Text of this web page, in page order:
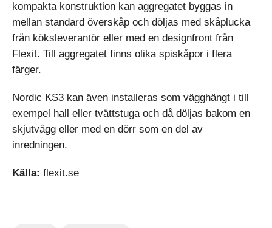
kompakta konstruktion kan aggregatet byggas in
mellan standard överskåp och döljas med skåplucka
från köksleverantör eller med en designfront från
Flexit. Till aggregatet finns olika spiskåpor i flera
färger.
Nordic KS3 kan även installeras som vägghängt i till
exempel hall eller tvättstuga och då döljas ba­kom en
skjutvägg eller med en dörr som en del av
inredningen.
Källa: flexit.se